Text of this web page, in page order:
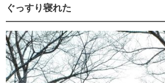
ぐっすり寝れた